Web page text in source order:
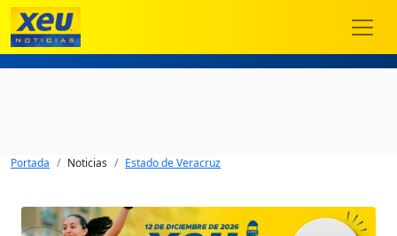
Portada Noticias Estado de Veracruz